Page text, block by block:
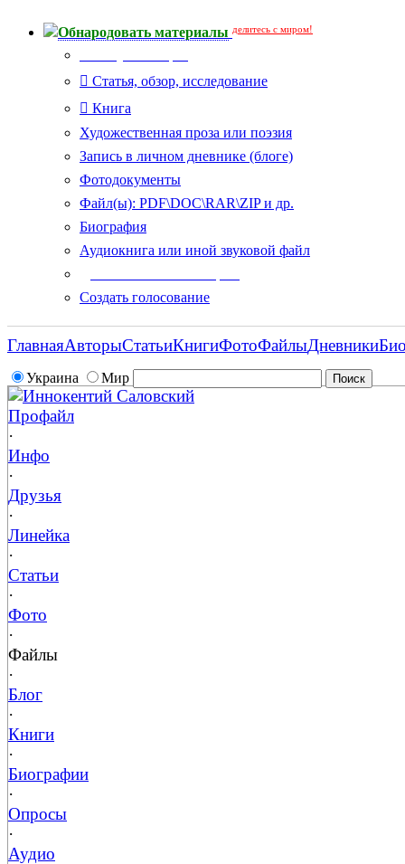
Обнародовать материалы делитесь с миром!
Статья, обзор, исследование
Книга
Художественная проза или поэзия
Запись в личном дневнике (блоге)
Фотодокументы
Файл(ы): PDF\DOC\RAR\ZIP и др.
Биография
Аудиокнига или иной звуковой файл
Создать голосование
Украина Мир
ГлавнаяАвторыСтатьиКнигиФотоФайлыДневники
Иннокентий Саловский
Профайл
·
Инфо
·
Друзья
·
Линейка
·
Статьи
·
Фото
·
Файлы
·
Блог
·
Книги
·
Биографии
·
Опросы
·
Аудио